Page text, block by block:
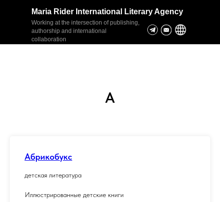
Maria Rider International Literary Agency
Working at the intersection of publishing,
authorship and international
collaboration
А
Абрикобукс
детская литература
Иллюстрированные детские книги